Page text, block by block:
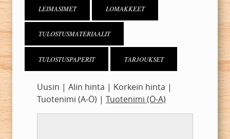
LEIMASIMET LOMAKKEET
TULOSTUSMATERIAALIT
TULOSTUSPAPERIT TARJOUKSET
Uusin | Alin hinta | Korkein hinta |
Tuotenimi (A-Ö) | Tuotenimi (Ö-A)